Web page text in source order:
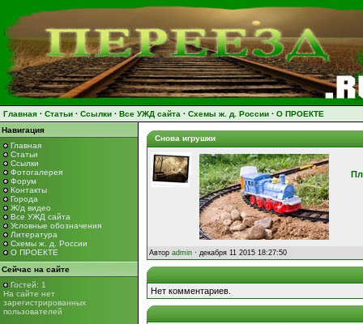
Главная · Статьи · Ссылки · Все УЖД сайта · Схемы ж. д. России · О ПРОЕКТЕ
Навигация
Главная
Статьи
Ссылки
Фотогалерея
Форум
Контакты
Города
Ж/д видео
Все УЖД сайта
Условные обозначения
Литература
Схемы ж. д. России
О ПРОЕКТЕ
Сейчас на сайте
Гостей: 1
На сайте нет
зарегистрированных
пользователей
Снова игрушки
Автор admin · декабря 11 2015 18:27:50
Нет комментариев.